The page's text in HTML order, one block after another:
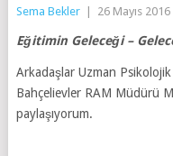
Sema Bekler 26 Mayıs 2016
Eğitimin Geleceği –
Arkadaşlar Uzman
Bahçelievler RAM Müdürü
paylaşıyorum.